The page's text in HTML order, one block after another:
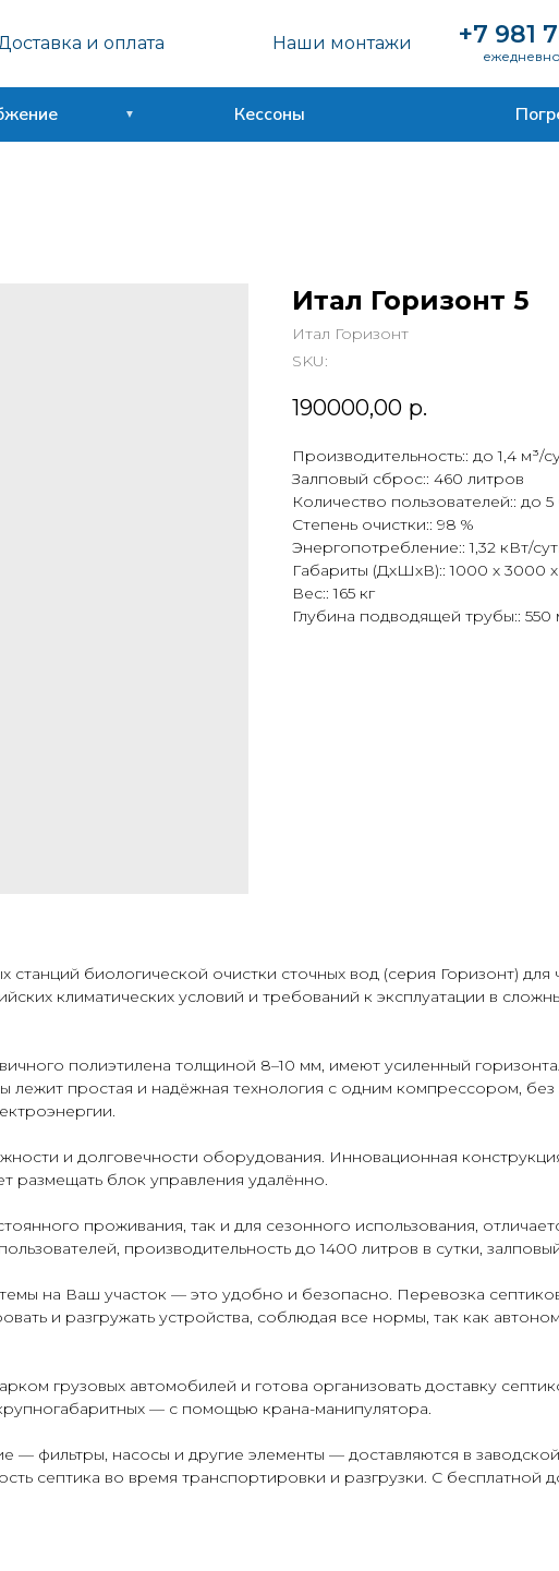
+7 981
и оплата Наши монтажи
Кессоны
Итал Горизонт 5
Итал Горизонт
SKU:
190000,00 р.
Производительность:: до 1,4 м³/
Залповый сброс:: 460 литров
Количество пользователей:: до 5
Степень очистки:: 98 %
Энергопотребление:: 1,32 кВт/
Габариты (ДхШхВ):: 1000 х 3000
Вес:: 165 кг
Глубина подводящей трубы:: 550
станций биологической очистки сточных вод (серия Горизонт) для
климатических условий и требований к эксплуатации в
полиэтилена толщиной 8–10 мм, имеют усиленный
простая и надёжная технология с одним компрессором, без
и долговечности оборудования. Инновационная
размещать блок управления удалённо.
проживания, так и для сезонного использования,
производительность до 1400 литров в сутки,
на Ваш участок — это удобно и безопасно. Перевозка
и разгружать устройства, соблюдая все нормы, так как
грузовых автомобилей и готова организовать доставку
— с помощью крана-манипулятора.
фильтры, насосы и другие элементы — доставляются в заводской
септика во время транспортировки и разгрузки. С бесплатной